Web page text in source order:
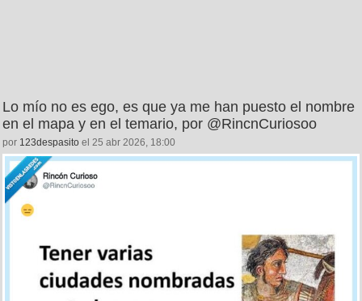
Lo mío no es ego, es que ya me han puesto el nombre
en el mapa y en el temario, por @RincnCuriosoo
por 123despasito el 25 abr 2026, 18:00